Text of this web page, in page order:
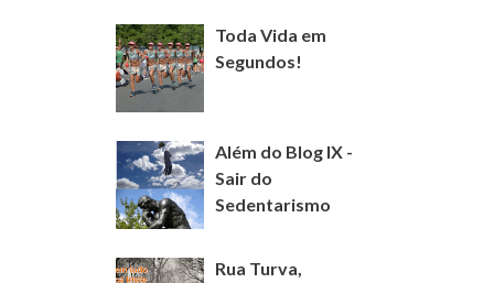
Toda Vida em
Segundos!
Além do Blog IX -
Sair do
Sedentarismo
Rua Turva,